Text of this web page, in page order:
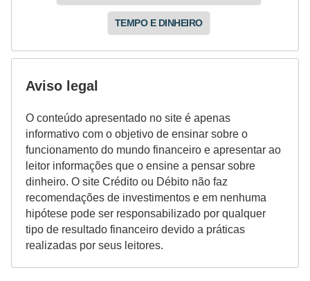
TEMPO E DINHEIRO
Aviso legal
O conteúdo apresentado no site é apenas
informativo com o objetivo de ensinar sobre o
funcionamento do mundo financeiro e apresentar ao
leitor informações que o ensine a pensar sobre
dinheiro. O site Crédito ou Débito não faz
recomendações de investimentos e em nenhuma
hipótese pode ser responsabilizado por qualquer
tipo de resultado financeiro devido a práticas
realizadas por seus leitores.